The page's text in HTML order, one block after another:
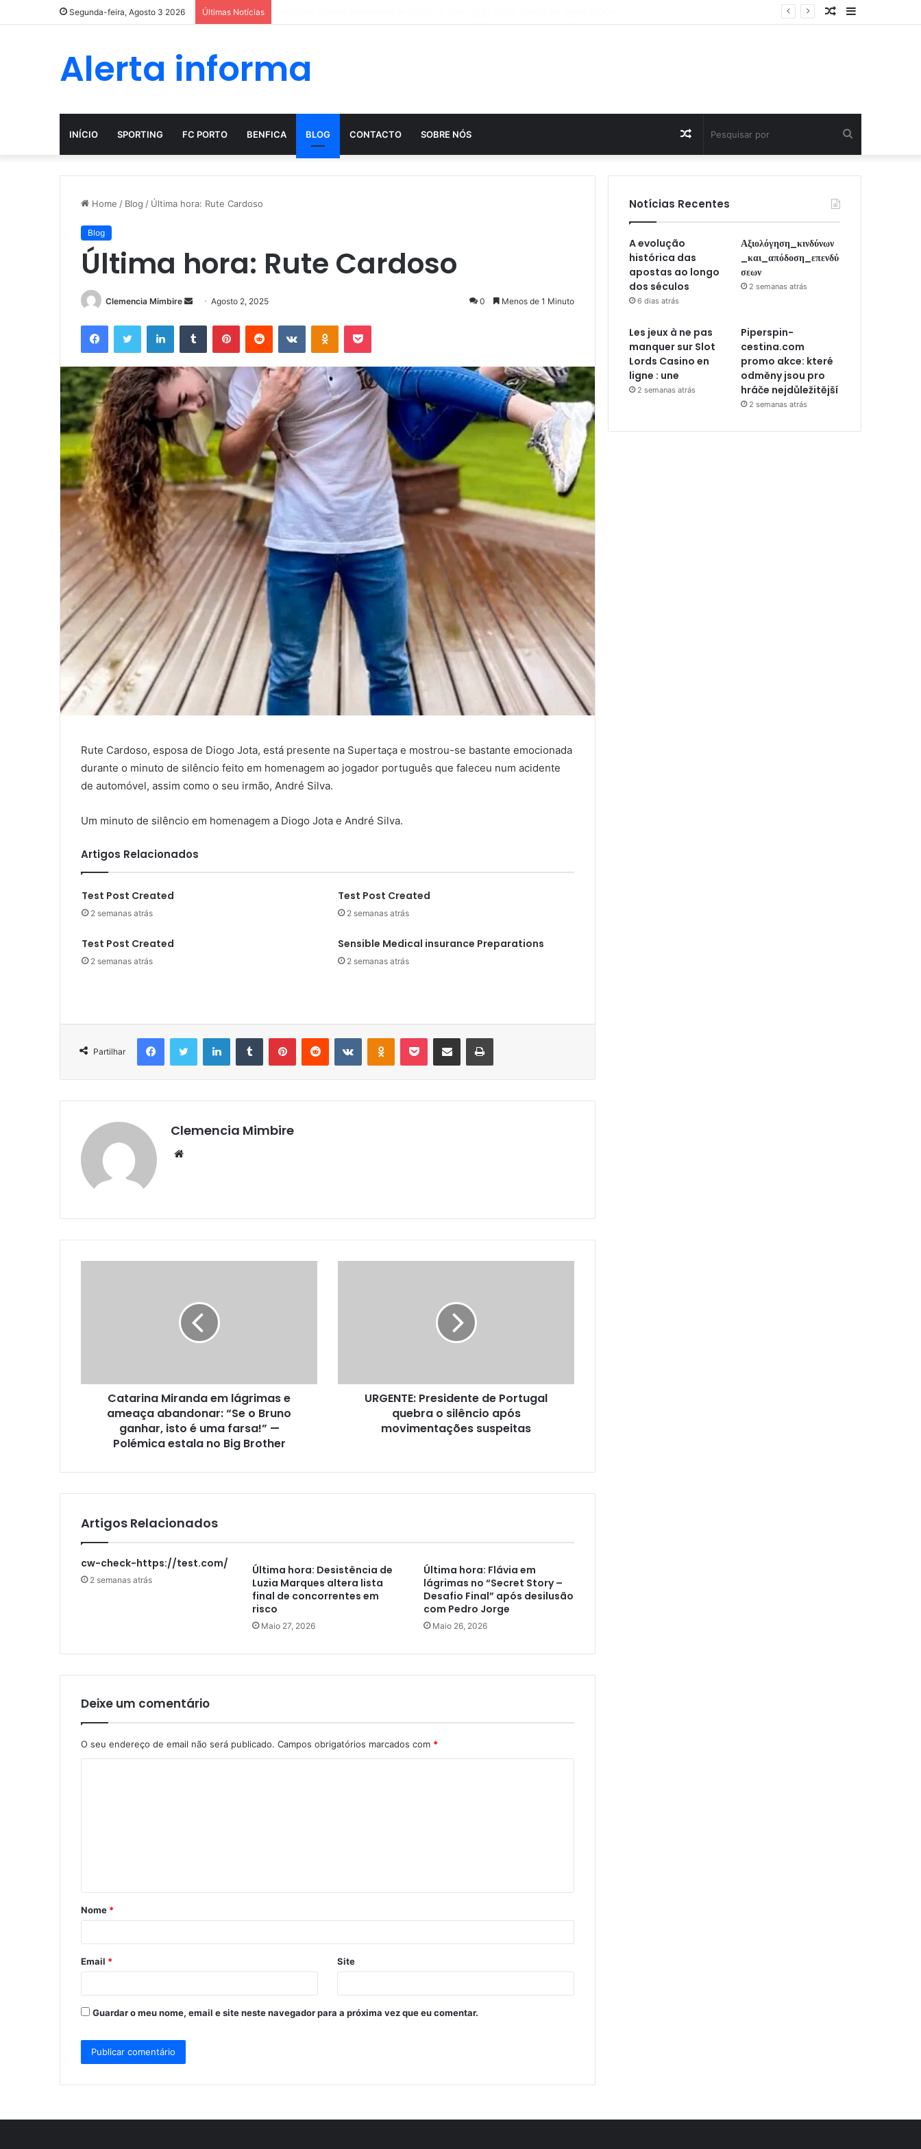
Segunda-feira, Agosto 3 2026 Últimas Notícias Sidebar
Artigo
Alerta informa
INÍCIO SPORTING FC PORTO BENFICA BLOG CONTACTO SOBRE NÓS
por
Artigo
Aleatório
Home / Blog / Última hora: Rute Cardoso
Blog
Última hora: Rute Cardoso
Clemencia Mimbire
Send
email
Agosto 2, 2025 0 Menos de 1 Minuto
FacebookTwitter LinkedInTumblr PinterestReddit VKontakteOdnoklassniki
Pocket
Rute Cardoso, esposa de Diogo Jota, está presente na Supertaça e mostrou-se bastante emocionada
durante o minuto de silêncio feito em homenagem ao jogador português que faleceu num acidente
de automóvel, assim como o seu irmão, André Silva.
Um minuto de silêncio em homenagem a Diogo Jota e André Silva.
Artigos Relacionados
Test Post Created
2 semanas atrás
Test Post Created
2 semanas atrás
Test Post Created
2 semanas atrás
Sensible Medical insurance Preparations
2 semanas atrás
Partilhar
FacebookTwitter LinkedInTumblr PinterestReddit VKontakteOdnoklassniki
Pocket Partilhar Via Email Imprimir
Clemencia Mimbire
Website
Catarina Miranda em lágrimas e
ameaça abandonar: “Se o Bruno
ganhar, isto é uma farsa!” —
Polémica estala no Big Brother
URGENTE: Presidente de Portugal
quebra o silêncio após
movimentações suspeitas
Artigos Relacionados
cw-check-https://test.com/
2 semanas atrás
Última hora: Desistência de
Luzia Marques altera lista
final de concorrentes em
risco
Maio 27, 2026
Última hora: Flávia em
lágrimas no “Secret Story –
Desafio Final” após desilusão
com Pedro Jorge
Maio 26, 2026
Deixe um comentário
O seu endereço de email não será publicado. Campos obrigatórios marcados com *
á
r
*
Nome *
Email * Site
Guardar o meu nome, email e site neste navegador para a próxima vez que eu comentar.
Notícias Recentes
A evolução
histórica das
apostas ao longo
dos séculos
6 dias atrás
Αξιολόγηση_κινδύνων
_και_απόδοση_επενδύ
σεων
2 semanas atrás
Les jeux à ne pas
manquer sur Slot
Lords Casino en
ligne : une
2 semanas atrás
Piperspin-
cestina.com
promo akce: které
odměny jsou pro
hráče nejdůležitější
2 semanas atrás